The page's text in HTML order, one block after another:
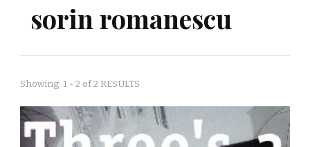
sorin romanescu
Showing: 1 - 2 of 2 RESULTS